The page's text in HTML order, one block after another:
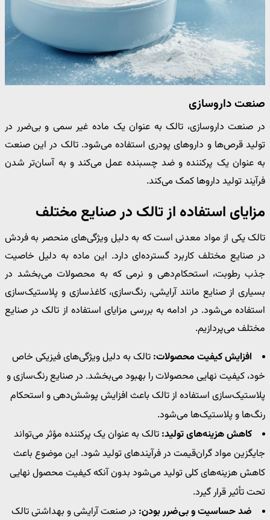
صنعت داروسازی
در صنعت داروسازی، تالک به عنوان یک ماده غیر سمی و بی‌ضرر در
تولید قرص‌ها و داروهای پودری استفاده می‌شود. تالک در این صنعت
به عنوان یک پرکننده و ضد چسبنده عمل می‌کند و به آسان‌تر شدن
فرآیند تولید داروها کمک می‌کند.
مزایای استفاده از تالک در صنایع مختلف
تالک یکی از مواد معدنی است که به دلیل ویژگی‌های منحصر به فردش
در صنایع مختلف کاربرد گسترده‌ای دارد. این ماده به دلیل خاصیت
جذب رطوبت، استحکام‌دهی و نرمی که به محصولات می‌بخشد در
بسیاری از صنایع مانند آرایشی، رنگ‌سازی، کاغذسازی و پلاستیک‌سازی
استفاده می‌شود. در ادامه به بررسی مزایای استفاده از تالک در صنایع
مختلف می‌پردازیم.
افزایش کیفیت محصولات: تالک به دلیل ویژگی‌های فیزیکی خاص
خود، کیفیت نهایی محصولات را بهبود می‌بخشد. در صنایع رنگ‌سازی و
پلاستیک‌سازی استفاده از تالک باعث افزایش پوشش‌دهی و استحکام
رنگ‌ها و پلاستیک‌ها می‌شود.
کاهش هزینه‌های تولید: تالک به عنوان یک پرکننده مؤثر می‌تواند
جایگزین مواد گران‌قیمت در فرآیندهای تولید شود. این موضوع باعث
کاهش هزینه‌های کلی تولید می‌شود بدون آنکه کیفیت محصول نهایی
تحت تأثیر قرار گیرد.
ضد حساسیت و بی‌ضرر بودن: در صنعت آرایشی و بهداشتی تالک